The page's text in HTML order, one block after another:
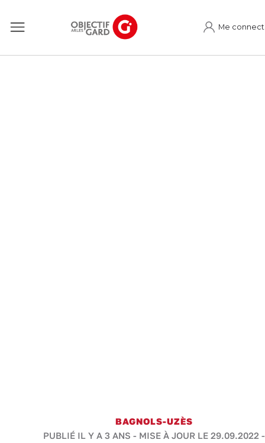
Me
BAGNOLS-UZÈS
PUBLIÉ IL Y A 3 ANS - MISE À JOUR LE 29.09.2022 -